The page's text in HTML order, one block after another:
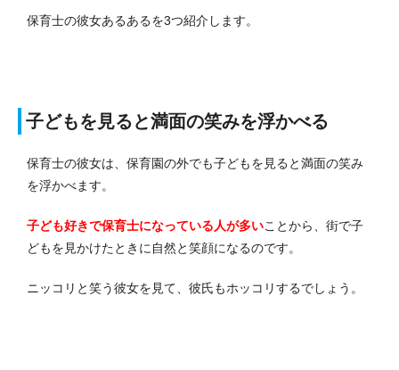
保育士の彼女あるあるを3つ紹介します。
子どもを見ると満面の笑みを浮かべる
保育士の彼女は、保育園の外でも子どもを見ると満面の笑み
を浮かべます。
子ども好きで保育士になっている人が多いことから、街で子
どもを見かけたときに自然と笑顔になるのです。
ニッコリと笑う彼女を見て、彼氏もホッコリするでしょう。